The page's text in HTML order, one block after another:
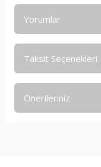
Yorumlar
Taksit Seçenekleri
Önerileriniz